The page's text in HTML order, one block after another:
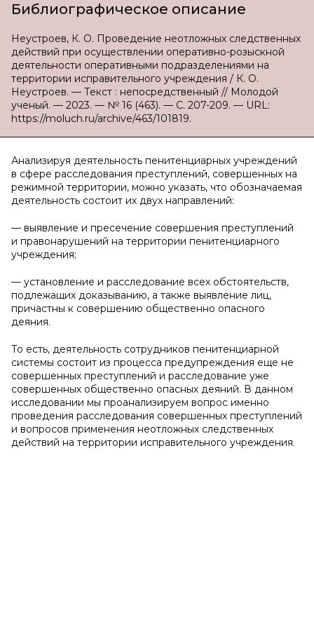
Библиографическое описание
Неустроев, К. О. Проведение неотложных следственных
действий при осуществлении оперативно-розыскной
деятельности оперативными подразделениями на
территории исправительного учреждения / К. О.
Неустроев. — Текст : непосредственный // Молодой
ученый. — 2023. — № 16 (463). — С. 207-209. — URL:
https://moluch.ru/archive/463/101819.
Анализируя деятельность пенитенциарных учреждений
в сфере расследования преступлений, совершенных на
режимной территории, можно указать, что обозначаемая
деятельность состоит их двух направлений:
— выявление и пресечение совершения преступлений
и правонарушений на территории пенитенциарного
учреждения;
— установление и расследование всех обстоятельств,
подлежащих доказыванию, а также выявление лиц,
причастны к совершению общественно опасного
деяния.
То есть, деятельность сотрудников пенитенциарной
системы состоит из процесса предупреждения еще не
совершенных преступлений и расследование уже
совершенных общественно опасных деяний. В данном
исследовании мы проанализируем вопрос именно
проведения расследования совершенных преступлений
и вопросов применения неотложных следственных
действий на территории исправительного учреждения.